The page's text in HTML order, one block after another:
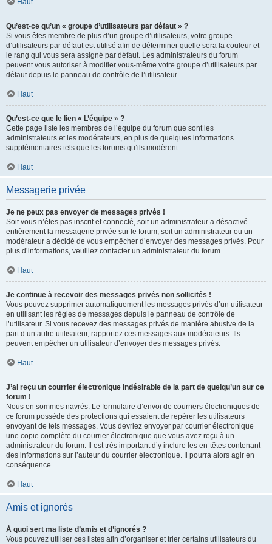
Haut
Qu’est-ce qu’un « groupe d’utilisateurs par défaut » ?
Si vous êtes membre de plus d’un groupe d’utilisateurs, votre groupe
d’utilisateurs par défaut est utilisé afin de déterminer quelle sera la couleur et
le rang qui vous sera assigné par défaut. Les administrateurs du forum
peuvent vous autoriser à modifier vous-même votre groupe d’utilisateurs par
défaut depuis le panneau de contrôle de l’utilisateur.
Haut
Qu’est-ce que le lien « L’équipe » ?
Cette page liste les membres de l’équipe du forum que sont les
administrateurs et les modérateurs, en plus de quelques informations
supplémentaires tels que les forums qu’ils modèrent.
Haut
Messagerie privée
Je ne peux pas envoyer de messages privés !
Soit vous n’êtes pas inscrit et connecté, soit un administrateur a désactivé
entièrement la messagerie privée sur le forum, soit un administrateur ou un
modérateur a décidé de vous empêcher d’envoyer des messages privés. Pour
plus d’informations, veuillez contacter un administrateur du forum.
Haut
Je continue à recevoir des messages privés non sollicités !
Vous pouvez supprimer automatiquement les messages privés d’un utilisateur
en utilisant les règles de messages depuis le panneau de contrôle de
l’utilisateur. Si vous recevez des messages privés de manière abusive de la
part d’un autre utilisateur, rapportez ces messages aux modérateurs. Ils
peuvent empêcher un utilisateur d’envoyer des messages privés.
Haut
J’ai reçu un courrier électronique indésirable de la part de quelqu’un sur ce
forum !
Nous en sommes navrés. Le formulaire d’envoi de courriers électroniques de
ce forum possède des protections qui essaient de repérer les utilisateurs
envoyant de tels messages. Vous devriez envoyer par courrier électronique
une copie complète du courrier électronique que vous avez reçu à un
administrateur du forum. Il est très important d’y inclure les en-têtes contenant
des informations sur l’auteur du courrier électronique. Il pourra alors agir en
conséquence.
Haut
Amis et ignorés
À quoi sert ma liste d’amis et d’ignorés ?
Vous pouvez utiliser ces listes afin d’organiser et trier certains utilisateurs du